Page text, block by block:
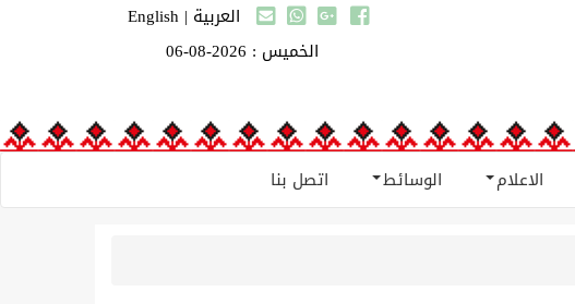
العربية |
English
الخميس : 2026-08-06
الاعلام الوسائط اتصل بنا